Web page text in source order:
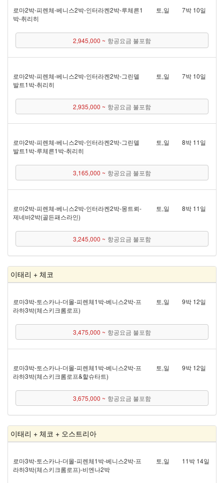
로마 2박 - 피렌체 - 베니스 2박 - 인터라켄 2박 - 루체른 1
박 - 취리히
토,일 7박 10일
2,945,000 ~ 항공요금 불포함
로마 2박 - 피렌체 - 베니스 2박 - 인터라켄 2박 - 그린델
발트 1박 - 취리히
토,일 7박 10일
2,935,000 ~ 항공요금 불포함
로마 2박 - 피렌체 - 베니스 2박 - 인터라켄 2박 - 그린델
발트 1박 - 루체른 1박 - 취리히
토,일 8박 11일
3,165,000 ~ 항공요금 불포함
로마 2박 - 피렌체 - 베니스 2박 - 인터라켄 2박 - 몽트뢰 -
제네바 2박(골든패스 라인)
토,일 8박 11일
3,245,000 ~ 항공요금 불포함
이태리 + 체코
로마 3박 - 토스카나 - 더몰 - 피렌체 1박 - 베니스 2박 - 프
라하 3박(체스키크롬로프)
토,일 9박 12일
3,475,000 ~ 항공요금 불포함
로마 3박 - 토스카나 - 더몰 - 피렌체 1박 - 베니스 2박 - 프
라하 3박(체스키크롬로프&할슈타트)
토,일 9박 12일
3,675,000 ~ 항공요금 불포함
이태리 + 체코 + 오스트리아
로마 3박 - 토스카나 - 더몰 - 피렌체 1박 - 베니스 2박 - 프
라하 3박(체스키크롬로프) - 비엔나 2박
토,일 11박 14일